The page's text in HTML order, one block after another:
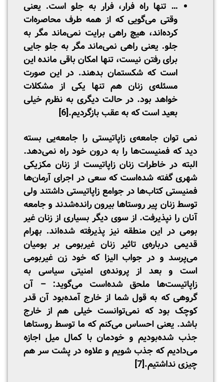
… تنها راه فرار، فرار به جلو است. یعنی
وقتی می‌گویی که از همه طرف محاصره‌ات
کرده‌اند، هیچ راهی برایت نمی‌ماند مگر به
جلو. یعنی راهی نمی‌ماند مگر به جلو جایی
برای رفتن نیست، تنها امکان باقی مانده این
است که شکستمان بدهند. در این صورت
مسئله‌ی زنان هم تنها یکی از مشکلات
خواهد بود. در حالت دیگری به نظرم خیلی
بعید است که به عقب بازگردیم.[6]
نمی توان جامعه‌ی زاپاتیستی را جامعه‌یی بسته
دید که فمنیست‌ها را به درون خود راه نمی‌دهد.
البته در خاطرات زنان زاپاتیست از زنان مکزیکی
شهری گفته شده‌است که سعی در اجرای آرمان‌ها
فمنیستی کتاب‌ها در جوامع زاپاتیستی داشتند ولی
توسط زنان پیر روستاها بیرون رانده‌شدند و جامعه
آنان را نپذیرفت. از سوی دیگر بسیاری از زنان غیر
بومی در این منطقه نیز پذیرفته شده‌اند. بهرام
قدیمی در‌باره‌ی تاثیر زنان غیربومی بر بومیان
می‌پرسد و در جواب الیزا که خود زن غیربومی
است و بعد از پرونده‌ی امنیتی سیاسی به
زاپاتیست‌ها ملحق شده‌است می‌گوید: – آن
گروهی که به قول شما از خارج آمده‌بود آن قدر
کوچک بود که نمی‌توانست خیلی هم از خارج
باشد. یعنی احساس می‌کنم که ما توسط روستاها
جذب شده‌بودیم و خودمان با کمال میل اجازه
می‌دادیم که جذب شویم و علاوه در پشت سر هم
چیزی نداشتیم.[7]